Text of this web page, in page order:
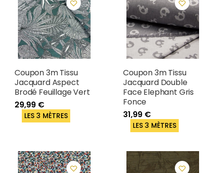
Coupon 3m Tissu
Jacquard Aspect
Brodé Feuillage Vert
29,99 €
LES 3 MÈTRES
Coupon 3m Tissu
Jacquard Double
Face Elephant Gris
Fonce
31,99 €
LES 3 MÈTRES